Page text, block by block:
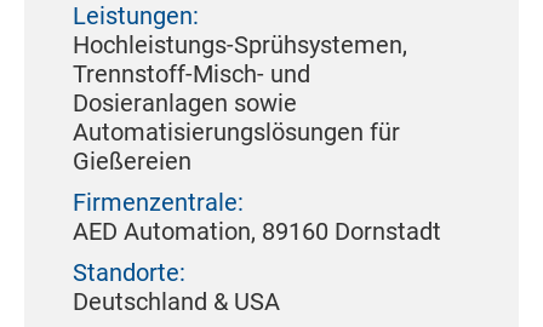
Leistungen:
Hochleistungs-Sprühsystemen,
Trennstoff-Misch- und
Dosieranlagen sowie
Automatisierungslösungen für
Gießereien
Firmenzentrale:
AED Automation, 89160 Dornstadt
Standorte:
Deutschland & USA